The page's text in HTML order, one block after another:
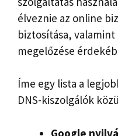
élveznie az online
biztosítása, valamint
megelőzése
Íme egy lista a
DNS-kiszolgálók
Google